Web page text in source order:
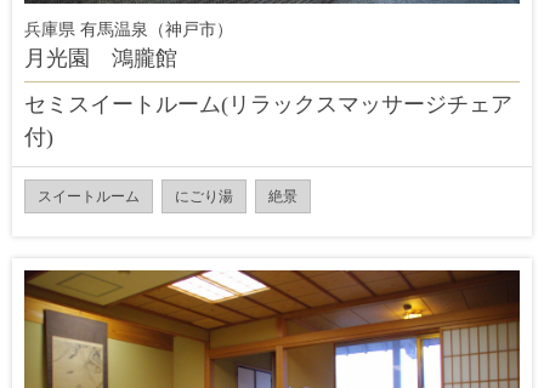
兵庫県 有馬温泉（神戸市）
月光園 鴻朧館
セミスイートルーム(リラックスマッサージチェア
付)
スイートルーム にごり湯 絶景